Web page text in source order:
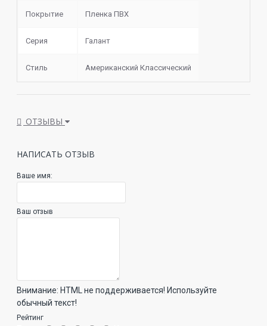
Покрытие Пленка ПВХ
Серия Галант
Стиль Американский Классический
ОТЗЫВЫ
НАПИСАТЬ ОТЗЫВ
Ваше имя:
Ваш отзыв
Внимание: HTML не поддерживается! Используйте
обычный текст!
Рейтинг